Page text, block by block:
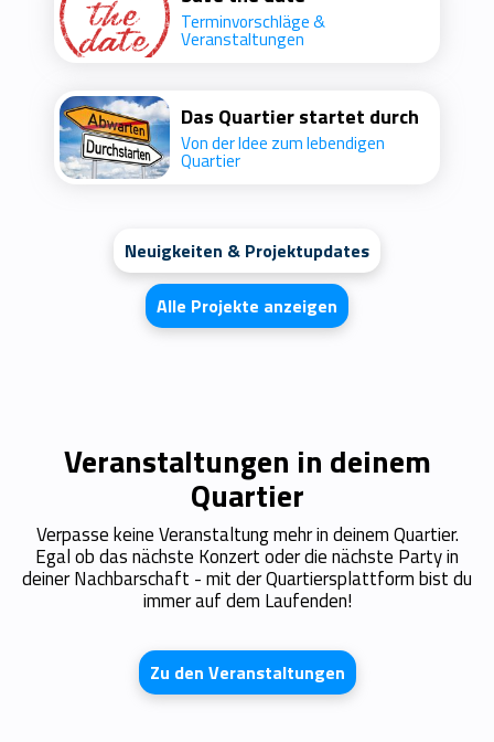
Terminvorschläge &
Veranstaltungen
Das Quartier startet durch
Von der Idee zum lebendigen
Quartier
Neuigkeiten & Projektupdates
Alle Projekte anzeigen
Veranstaltungen in deinem
Quartier
Verpasse keine Veranstaltung mehr in deinem Quartier.
Egal ob das nächste Konzert oder die nächste Party in
deiner Nachbarschaft - mit der Quartiersplattform bist du
immer auf dem Laufenden!
Zu den Veranstaltungen